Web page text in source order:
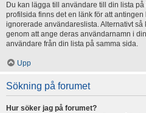
Du kan lägga till användare till din lista
profilsida finns det en länk för att
ignorerade användareslista. Alternativt
genom att ange deras användarnamn i
användare från din lista på samma sida.
Upp
Sökning på forumet
Hur söker jag på forumet?